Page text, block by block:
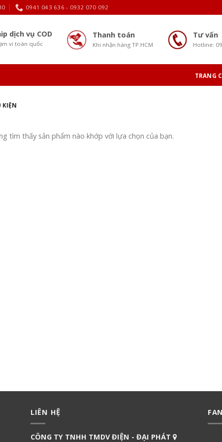
0941 043 636 - 0932 070 092
dịch vụ COD
vi toàn quốc
Thanh toán
Khi nhận hàng TP.HCM
Tư vấn
Hotline:
TRANG
KIỆN
tìm thấy sản phẩm nào khớp với lựa chọn của bạn.
LIÊN HỆ
CÔNG TY TNHH TMDV ĐIỆN - ĐẠI PHÁT